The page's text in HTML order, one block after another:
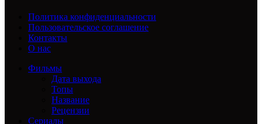
Политика конфиденциальности
Пользовательское соглашение
Контакты
О нас
Фильмы
Дата выхода
Топы
Название
Рецензии
Сериалы